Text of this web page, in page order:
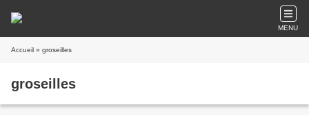
MENU
Accueil » groseilles
groseilles